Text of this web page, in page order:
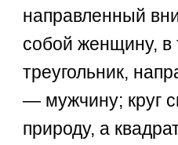
направленный
собой женщину, в
треугольник,
— мужчину; круг
природу, а